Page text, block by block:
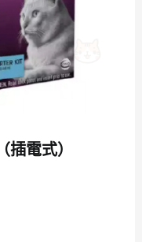
插電式）